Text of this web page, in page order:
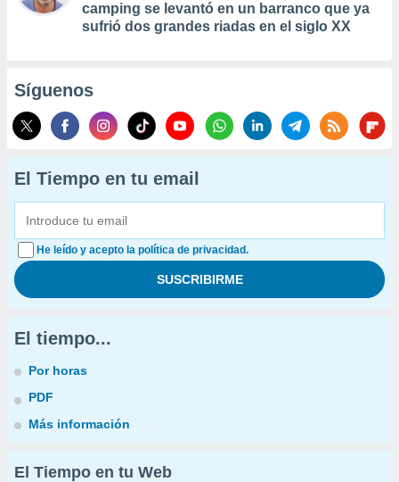
camping se levantó en un barranco que ya
sufrió dos grandes riadas en el siglo XX
Síguenos
El Tiempo en tu email
He leído y acepto la política de privacidad.
El tiempo...
Por horas
PDF
Más información
El Tiempo en tu Web